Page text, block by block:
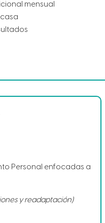
mensual
Personal enfocadas a
y readaptación)